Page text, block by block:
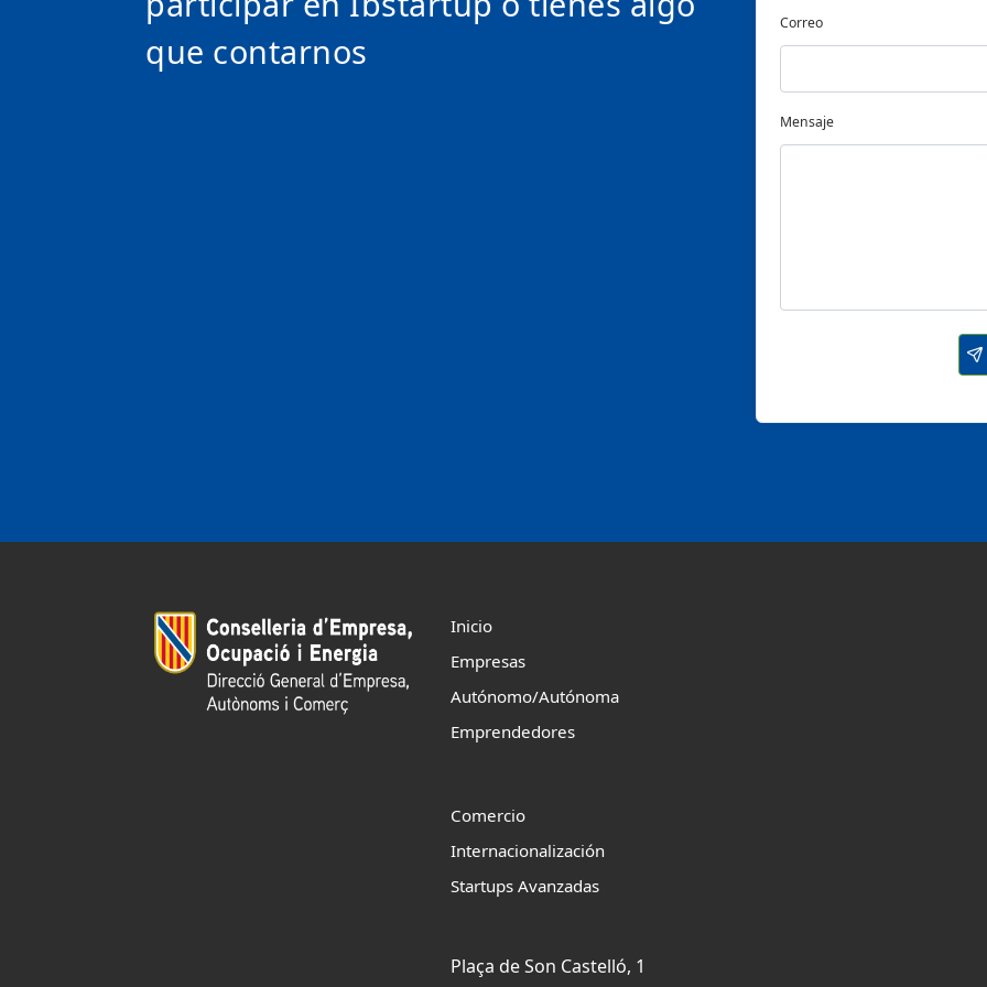
que contarnos
Correo
Mensaje
Inicio
Empresas
Autónomo/Autónoma
Emprendedores
Comercio
Internacionalización
Startups Avanzadas
Plaça de Son Castelló, 1